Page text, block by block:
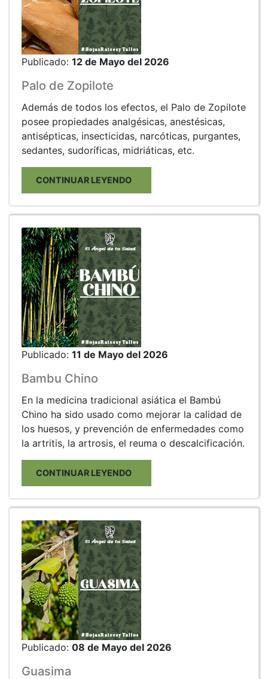
Publicado: 12 de Mayo del 2026
Palo de Zopilote
Además de todos los efectos, el Palo de Zopilote
posee propiedades analgésicas, anestésicas,
antisépticas, insecticidas, narcóticas, purgantes,
sedantes, sudoríficas, midriáticas, etc.
CONTINUAR LEYENDO
Publicado: 11 de Mayo del 2026
Bambu Chino
En la medicina tradicional asiática el Bambú
Chino ha sido usado como mejorar la calidad de
los huesos, y prevención de enfermedades como
la artritis, la artrosis, el reuma o descalcificación.
CONTINUAR LEYENDO
Publicado: 08 de Mayo del 2026
Guasima